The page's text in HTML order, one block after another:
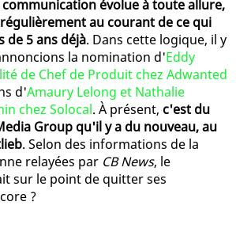
évolue à toute allure,
au courant de ce qui
de 5 ans déjà. Dans cette logique, il y
la nomination d'Eddy
de Chef de Produit chez Adwanted
d'Amaury Lelong et Nathalie
chez Solocal. À présent, c'est du
Group qu'il y a du nouveau, au
. Selon des informations de la
relayées par CB News, le
sur le point de quitter ses
?